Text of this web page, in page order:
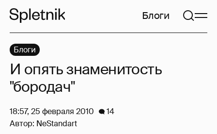
Блоги
Блоги
И опять знаменитость
"бородач"
18:57, 25 февраля 2010
14
Автор: NeStandart